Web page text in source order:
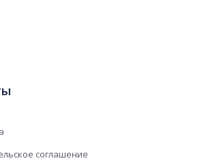
соглашение